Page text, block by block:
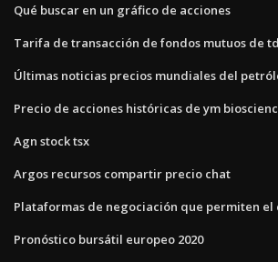
Qué buscar en un gráfico de acciones
Tarifa de transacción de fondos mutuos de
Últimas noticias precios mundiales del
Precio de acciones históricas de ym
Agn stock tsx
Argos recursos compartir precio chat
Plataformas de negociación que permiten
Pronóstico bursátil europeo 2020